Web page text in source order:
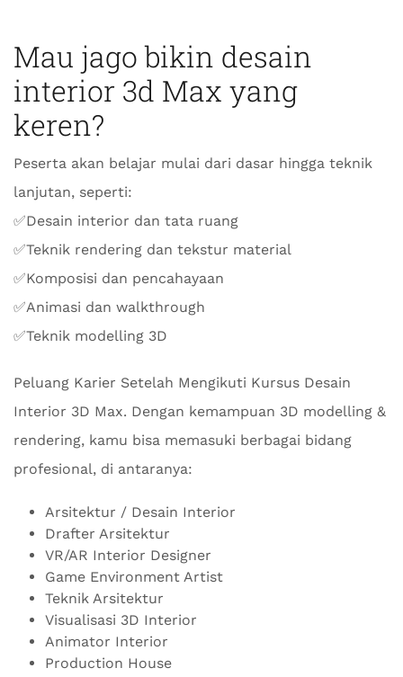
Mau jago bikin desain
interior 3d Max yang
keren?
Peserta akan belajar mulai dari dasar hingga teknik
lanjutan, seperti:
✅Desain interior dan tata ruang
✅Teknik rendering dan tekstur material
✅Komposisi dan pencahayaan
✅Animasi dan walkthrough
✅Teknik modelling 3D
Peluang Karier Setelah Mengikuti Kursus Desain
Interior 3D Max. Dengan kemampuan 3D modelling &
rendering, kamu bisa memasuki berbagai bidang
profesional, di antaranya:
Arsitektur / Desain Interior
Drafter Arsitektur
VR/AR Interior Designer
Game Environment Artist
Teknik Arsitektur
Visualisasi 3D Interior
Animator Interior
Production House